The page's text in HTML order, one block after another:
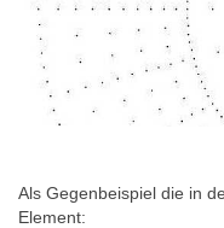
Als Gegenbeispiel die in
Element: